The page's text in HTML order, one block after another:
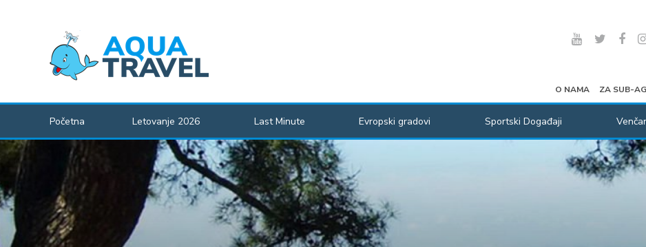
O NAMA ZA SUB-
Početna Letovanje 2026 Last Minute Evropski gradovi Sportski Događaji